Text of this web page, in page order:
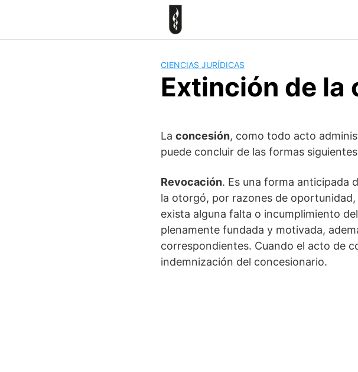
CIENCIAS JURÍDICAS
Extinción de la
La concesión, como todo acto
puede concluir de las formas
Revocación. Es una forma anticipada
la otorgó, por razones de
exista alguna falta o incumplimiento
plenamente fundada y motivada,
correspondientes. Cuando el acto de
indemnización del concesionario.